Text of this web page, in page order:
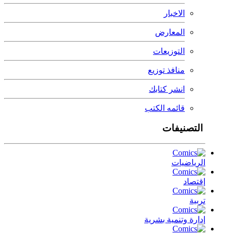
الاخبار
المعارض
التوزيعات
منافذ توزيع
انشر كتابك
قائمه الكتب
التصنيفات
الرياضيات
إقتصاد
تربية
إدارة وتنمية بشرية